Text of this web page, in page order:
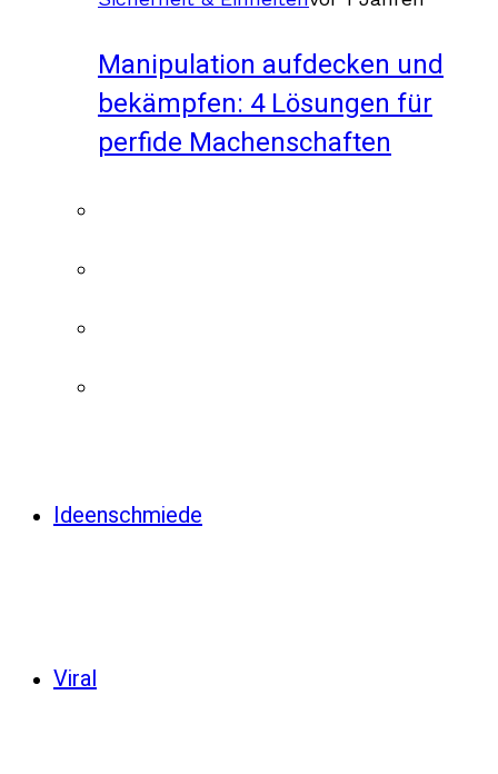
Manipulation aufdecken und
bekämpfen: 4 Lösungen für
perfide Machenschaften
Ideenschmiede
Viral